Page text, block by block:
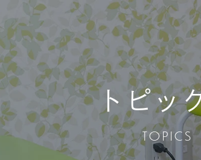
トピッ
TOPICS